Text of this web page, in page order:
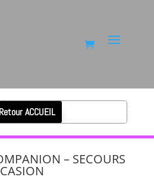
Retour ACCUEIL
– SECOURS